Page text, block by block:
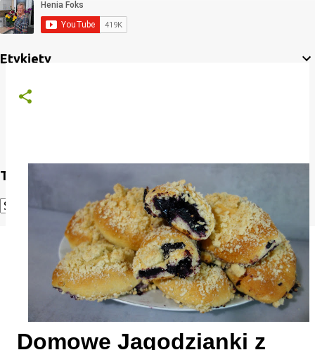
Etykiety
Translate
Translate
Domowe Jagodzianki z